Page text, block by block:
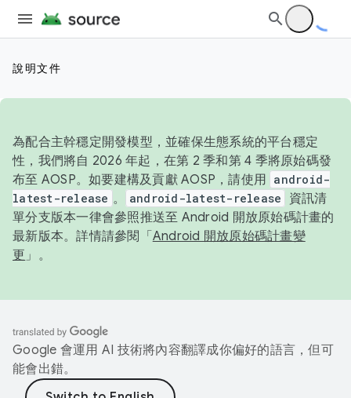
說明文件
為配合主幹穩定開發模型，並確保生態系統的平台穩定
性，我們將自 2026 年起，在第 2 季和第 4 季將原始碼發
布至 AOSP。如要建構及貢獻 AOSP，請使用 android-
latest-release 。 android-latest-release
資訊清
單分支版本一律會參照推送至 Android 開放原始碼計畫的
最新版本。詳情請參閱「 Android 開放原始碼計畫變
更 」。
Google 會運用 AI 技術將內容翻譯成你偏好的語言，但可
能會出錯。